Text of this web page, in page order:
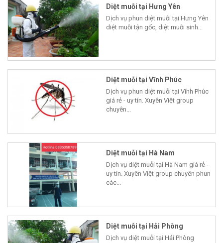
Diệt muỗi tại Hưng Yên
Dịch vụ phun diệt muỗi tại Hưng Yên
diệt muỗi tận gốc, diệt muỗi sinh...
Diệt muỗi tại Vĩnh Phúc
Dịch vụ phun diệt muỗi tại Vĩnh Phúc
giá rẻ - uy tín. Xuyên Việt group
chuyên...
Diệt muỗi tại Hà Nam
Dịch vụ diệt muỗi tại Hà Nam giá rẻ -
uy tín. Xuyên Việt group chuyên phun
các...
Diệt muỗi tại Hải Phòng
Dịch vụ diệt muỗi tại Hải Phòng